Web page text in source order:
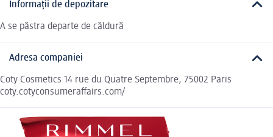
Informații de depozitare
A se păstra departe de căldură
Adresa companiei
Coty Cosmetics 14 rue du Quatre Septembre, 75002 Paris
coty.cotyconsumeraffairs.com/